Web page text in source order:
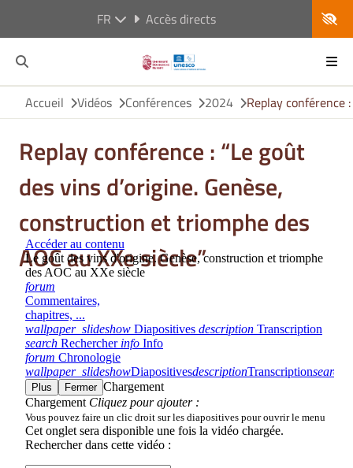
FR Accès directs
Accueil Vidéos Conférences 2024 Replay conférence
Replay conférence : “Le goût
des vins d’origine. Genèse,
construction et triomphe des
AOC au XXe siècle”